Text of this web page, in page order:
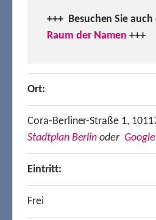
+++ Besuchen Sie auch
Raum der Namen +++
Ort:
Cora-Berliner-Straße 1,
Stadtplan Berlin oder
Eintritt:
Frei